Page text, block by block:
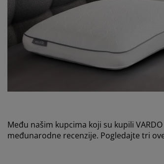
Među našim kupcima koji su kupili
međunarodne recenzije. Pogledajte tri